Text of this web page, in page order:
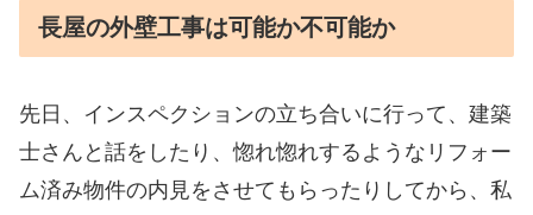
長屋の外壁工事は可能か不可能か
先日、インスペクションの立ち合いに行って、建築
士さんと話をしたり、惚れ惚れするようなリフォー
ム済み物件の内見をさせてもらったりしてから、私